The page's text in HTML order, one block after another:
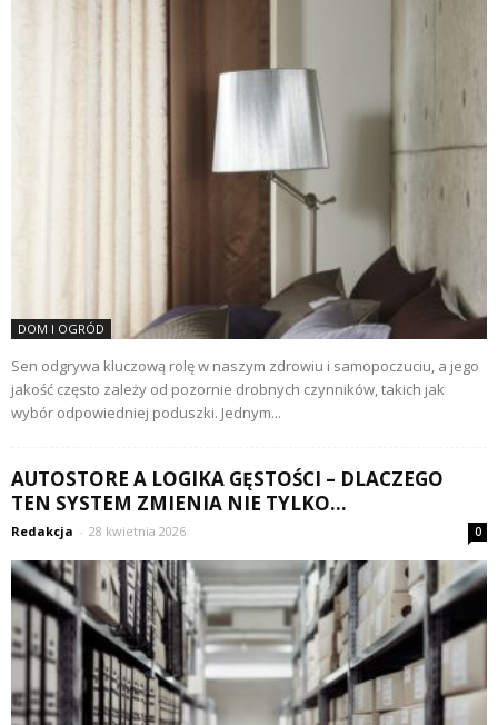
DOM I OGRÓD
Sen odgrywa kluczową rolę w naszym zdrowiu i samopoczuciu, a jego
jakość często zależy od pozornie drobnych czynników, takich jak
wybór odpowiedniej poduszki. Jednym...
AUTOSTORE A LOGIKA GĘSTOŚCI – DLACZEGO
TEN SYSTEM ZMIENIA NIE TYLKO...
Redakcja - 28 kwietnia 2026 0